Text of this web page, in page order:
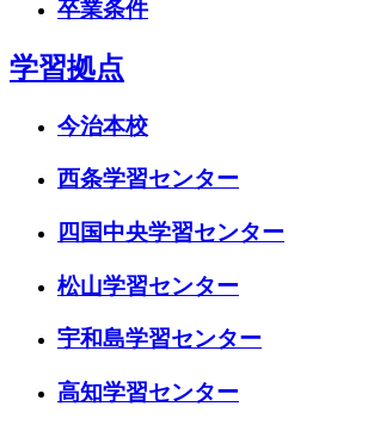
卒業条件
学習拠点
今治本校
西条学習センター
四国中央学習センター
松山学習センター
宇和島学習センター
高知学習センター